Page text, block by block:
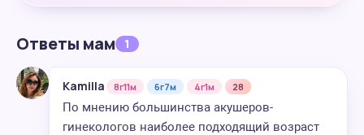
Ответы мам 1
Kamilla 8г11м 6г7м 4г1м 28
По мнению большинства акушеров-
гинекологов наиболее подходящий возраст